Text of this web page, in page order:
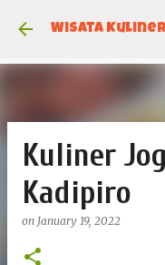
Wisata
Kuliner
Kadipiro
on January 19, 2022